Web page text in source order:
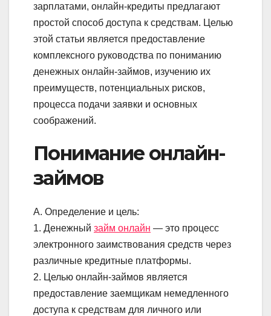
зарплатами, онлайн-кредиты предлагают
простой способ доступа к средствам. Целью
этой статьи является предоставление
комплексного руководства по пониманию
денежных онлайн-займов, изучению их
преимуществ, потенциальных рисков,
процесса подачи заявки и основных
соображений.
Понимание онлайн-
займов
А. Определение и цель:
1. Денежный займ онлайн — это процесс
электронного заимствования средств через
различные кредитные платформы.
2. Целью онлайн-займов является
предоставление заемщикам немедленного
доступа к средствам для личного или